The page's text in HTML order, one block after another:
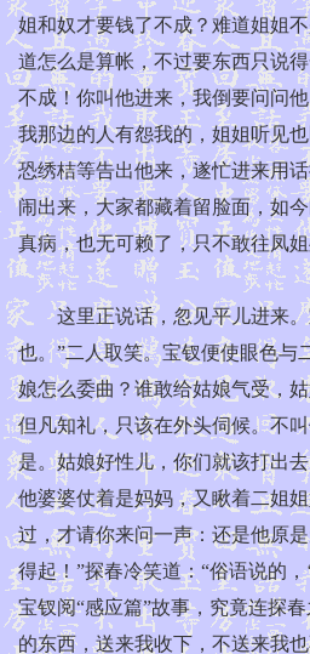
姐和奴才要钱了不成？难道姐姐
道怎么是算帐，不过要东西只说
不成！你叫他进来，我倒要问问
我那边的人有怨我的，姐姐听见
恐绣桔等告出他来，遂忙进来用
闹出来，大家都藏着留脸面，如
真病，也无可赖了，只不敢往凤
这里正说话，忽见平儿进来。宝
也。”二人取笑。宝钗便使眼色与
娘怎么委曲？谁敢给姑娘气受，
但凡知礼，只该在外头伺候。不
是。姑娘好性儿，你们就该打出
他婆婆仗着是妈妈，又瞅着二姐
过，才请你来问一声：还是他原
得起！”探春冷笑道：“俗语说的
宝钗阅“感应篇”故事，究竟连探
的东西，送来我收下，不送来我